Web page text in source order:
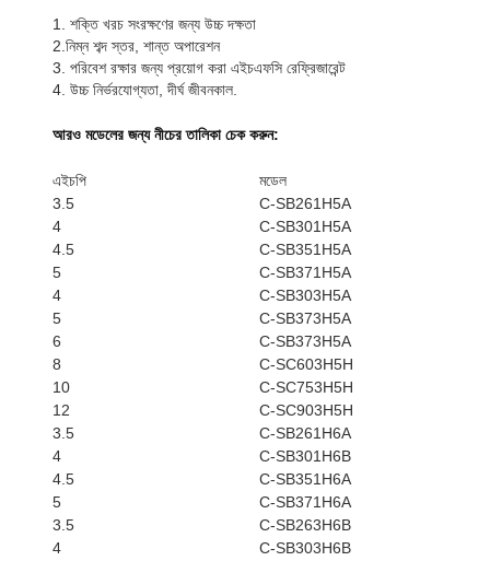
1. শক্তি খরচ সংরক্ষণের জন্য উচ্চ দক্ষতা
2.নিম্ন শব্দ স্তর, শান্ত অপারেশন
3. পরিবেশ রক্ষার জন্য প্রয়োগ করা এইচএফসি রেফ্রিজারেন্ট
4. উচ্চ নির্ভরযোগ্যতা, দীর্ঘ জীবনকাল.
আরও মডেলের জন্য নীচের তালিকা চেক করুন:
এইচপি মডেল
3.5
C-SB261H5A
4
C-SB301H5A
4.5
C-SB351H5A
5
C-SB371H5A
4
C-SB303H5A
5
C-SB373H5A
6
C-SB373H5A
8
C-SC603H5H
10
C-SC753H5H
12
C-SC903H5H
3.5
C-SB261H6A
4
C-SB301H6B
4.5
C-SB351H6A
5
C-SB371H6A
3.5
C-SB263H6B
4
C-SB303H6B